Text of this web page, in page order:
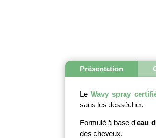
Présentation
LeWavy spray
sans les dessécher.
Formulé à base d'eau
des cheveux.